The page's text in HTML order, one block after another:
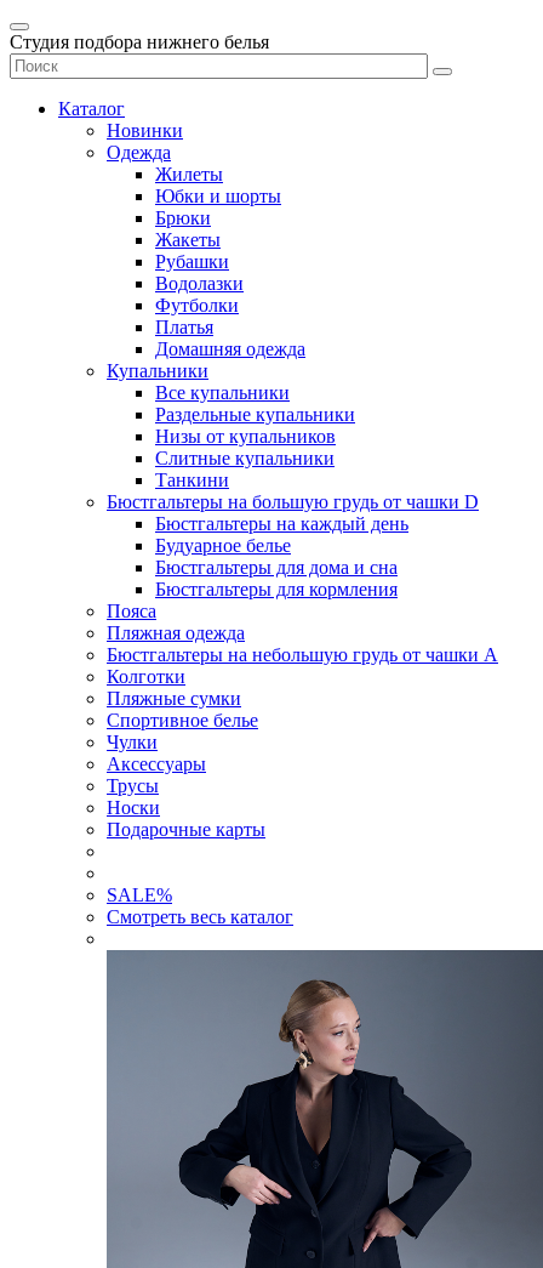
Студия подбора нижнего белья
Каталог
Новинки
Одежда
Жилеты
Юбки и шорты
Брюки
Жакеты
Рубашки
Водолазки
Футболки
Платья
Домашняя одежда
Купальники
Все купальники
Раздельные купальники
Низы от купальников
Слитные купальники
Танкини
Бюстгальтеры на большую грудь от чашки D
Бюстгальтеры на каждый день
Будуарное белье
Бюстгальтеры для дома и сна
Бюстгальтеры для кормления
Пояса
Пляжная одежда
Бюстгальтеры на небольшую грудь от чашки А
Колготки
Пляжные сумки
Спортивное белье
Чулки
Аксессуары
Трусы
Носки
Подарочные карты
SALE%
Смотреть весь каталог